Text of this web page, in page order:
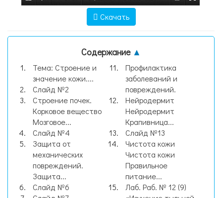
Травмы кожи. Первая помощь при ожогах
Скачать
Содержание ▲
Тема: Строение и
значение кожи....
Слайд №2
Строение почек.
Корковое вещество
Мозговое...
Слайд №4
Защита от
механических
повреждений.
Защита...
Слайд №6
Профилактика
заболеваний и
повреждений.
Нейродермит
Нейродермит
Крапивница...
Слайд №13
Чистота кожи
Чистота кожи
Правильное
питание...
Лаб. Раб. № 12 (9)